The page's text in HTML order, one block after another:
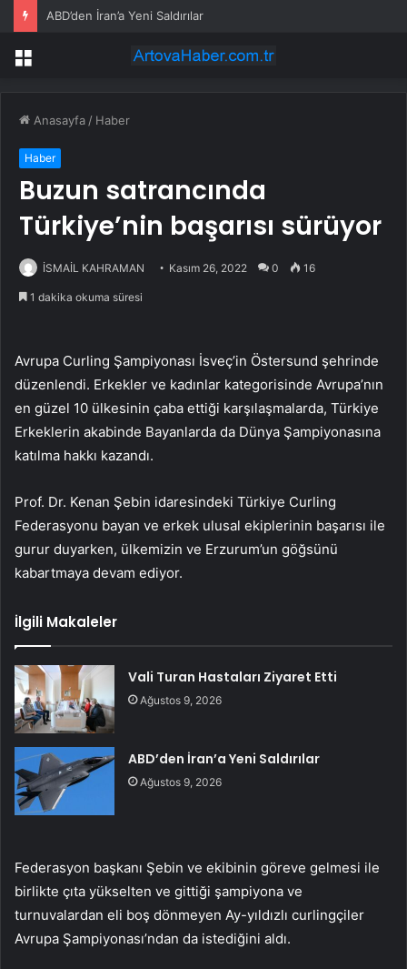
ABD’den İran’a Yeni Saldırılar
Menü
Anasayfa / Haber
Haber
Buzun satrancında
Türkiye’nin başarısı sürüyor
İSMAİL KAHRAMAN Kasım 26, 2022 0 16
1 dakika okuma süresi
Avrupa Curling Şampiyonası İsveç’in Östersund şehrinde
düzenlendi. Erkekler ve kadınlar kategorisinde Avrupa’nın
en güzel 10 ülkesinin çaba ettiği karşılaşmalarda, Türkiye
Erkeklerin akabinde Bayanlarda da Dünya Şampiyonasına
katılma hakkı kazandı.
Prof. Dr. Kenan Şebin idaresindeki Türkiye Curling
Federasyonu bayan ve erkek ulusal ekiplerinin başarısı ile
gurur duyarken, ülkemizin ve Erzurum’un göğsünü
kabartmaya devam ediyor.
İlgili Makaleler
Vali Turan Hastaları Ziyaret Etti
Ağustos 9, 2026
ABD’den İran’a Yeni Saldırılar
Ağustos 9, 2026
Federasyon başkanı Şebin ve ekibinin göreve gelmesi ile
birlikte çıta yükselten ve gittiği şampiyona ve
turnuvalardan eli boş dönmeyen Ay-yıldızlı curlingçiler
Avrupa Şampiyonası’ndan da istediğini aldı.